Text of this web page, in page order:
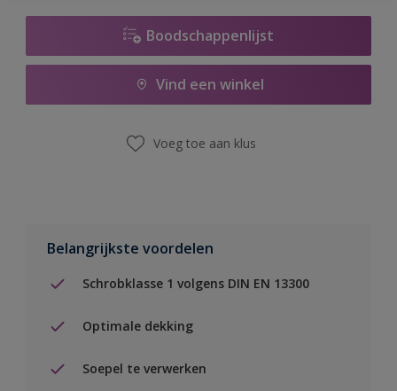
Boodschappenlijst
Vind een winkel
Voeg toe aan klus
Belangrijkste voordelen
Schrobklasse 1 volgens DIN EN 13300
Optimale dekking
Soepel te verwerken